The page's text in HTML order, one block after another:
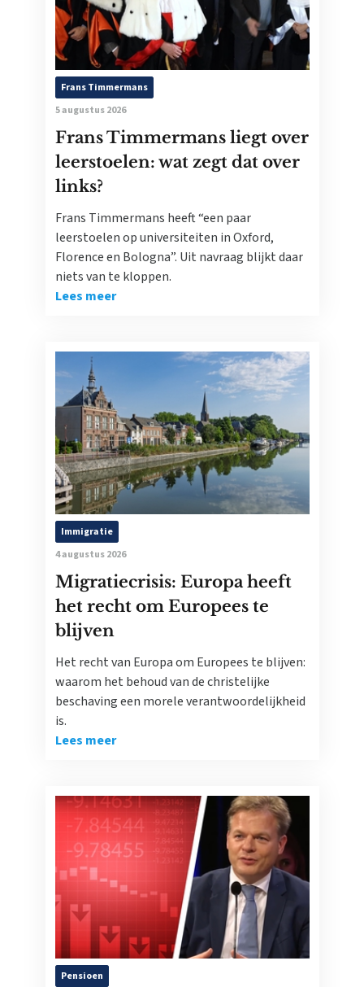
Frans Timmermans
5 augustus 2026
Frans Timmermans liegt over
leerstoelen: wat zegt dat over
links?
Frans Timmermans heeft “een paar
leerstoelen op universiteiten in Oxford,
Florence en Bologna”. Uit navraag blijkt daar
niets van te kloppen.
Lees meer
Immigratie
4 augustus 2026
Migratiecrisis: Europa heeft
het recht om Europees te
blijven
Het recht van Europa om Europees te blijven:
waarom het behoud van de christelijke
beschaving een morele verantwoordelijkheid
is.
Lees meer
Pensioen